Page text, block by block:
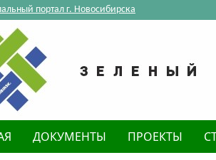
портал г. Новосибирска
ДОКУМЕНТЫ ПРОЕКТЫ